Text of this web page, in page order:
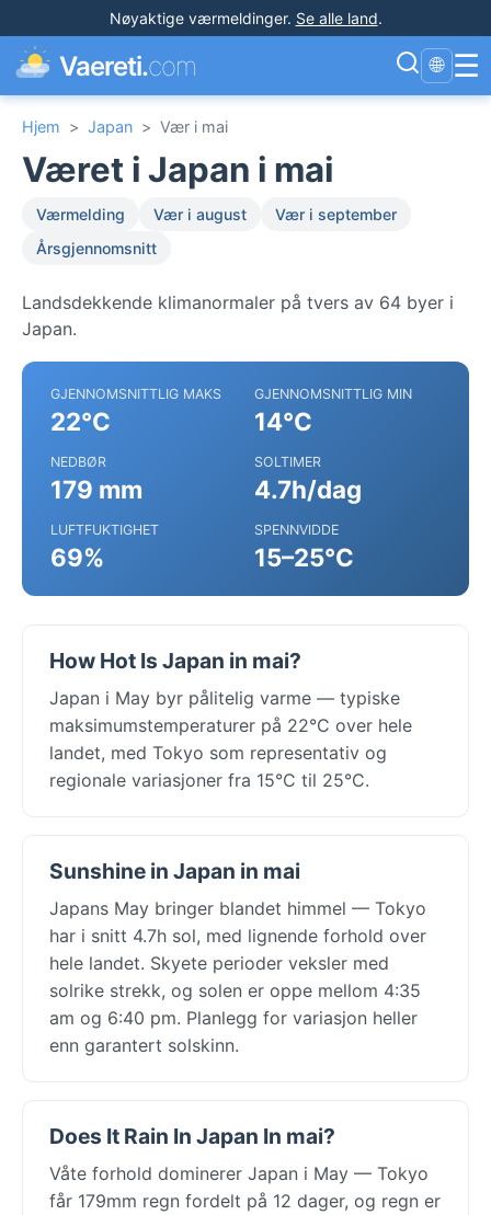
Nøyaktige værmeldinger. Se alle land.
Vaereti.com 🌐 ☰
Hjem > Japan > Vær i mai
Været i Japan i mai
Værmelding Vær i august
Vær i september
Årsgjennomsnitt
Landsdekkende klimanormaler på tvers av 64 byer i
Japan.
GJENNOMSNITTLIG MAKS
22°C
GJENNOMSNITTLIG MIN
14°C
NEDBØR
179 mm
SOLTIMER
4.7h/dag
LUFTFUKTIGHET
69%
SPENNVIDDE
15–25°C
How Hot Is Japan in mai?
Japan i May byr pålitelig varme — typiske
maksimumstemperaturer på 22°C over hele
landet, med Tokyo som representativ og
regionale variasjoner fra 15°C til 25°C.
Sunshine in Japan in mai
Japans May bringer blandet himmel — Tokyo
har i snitt 4.7h sol, med lignende forhold over
hele landet. Skyete perioder veksler med
solrike strekk, og solen er oppe mellom 4:35
am og 6:40 pm. Planlegg for variasjon heller
enn garantert solskinn.
Does It Rain In Japan In mai?
Våte forhold dominerer Japan i May — Tokyo
får 179mm regn fordelt på 12 dager, og regn er